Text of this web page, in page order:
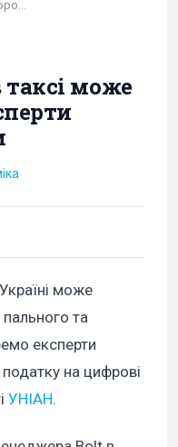
таксі може
може
та
експерти
на цифрові
УНІАН.